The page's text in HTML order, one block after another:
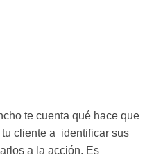
te cuenta qué hace que
cliente a identificar sus
a la acción. Es